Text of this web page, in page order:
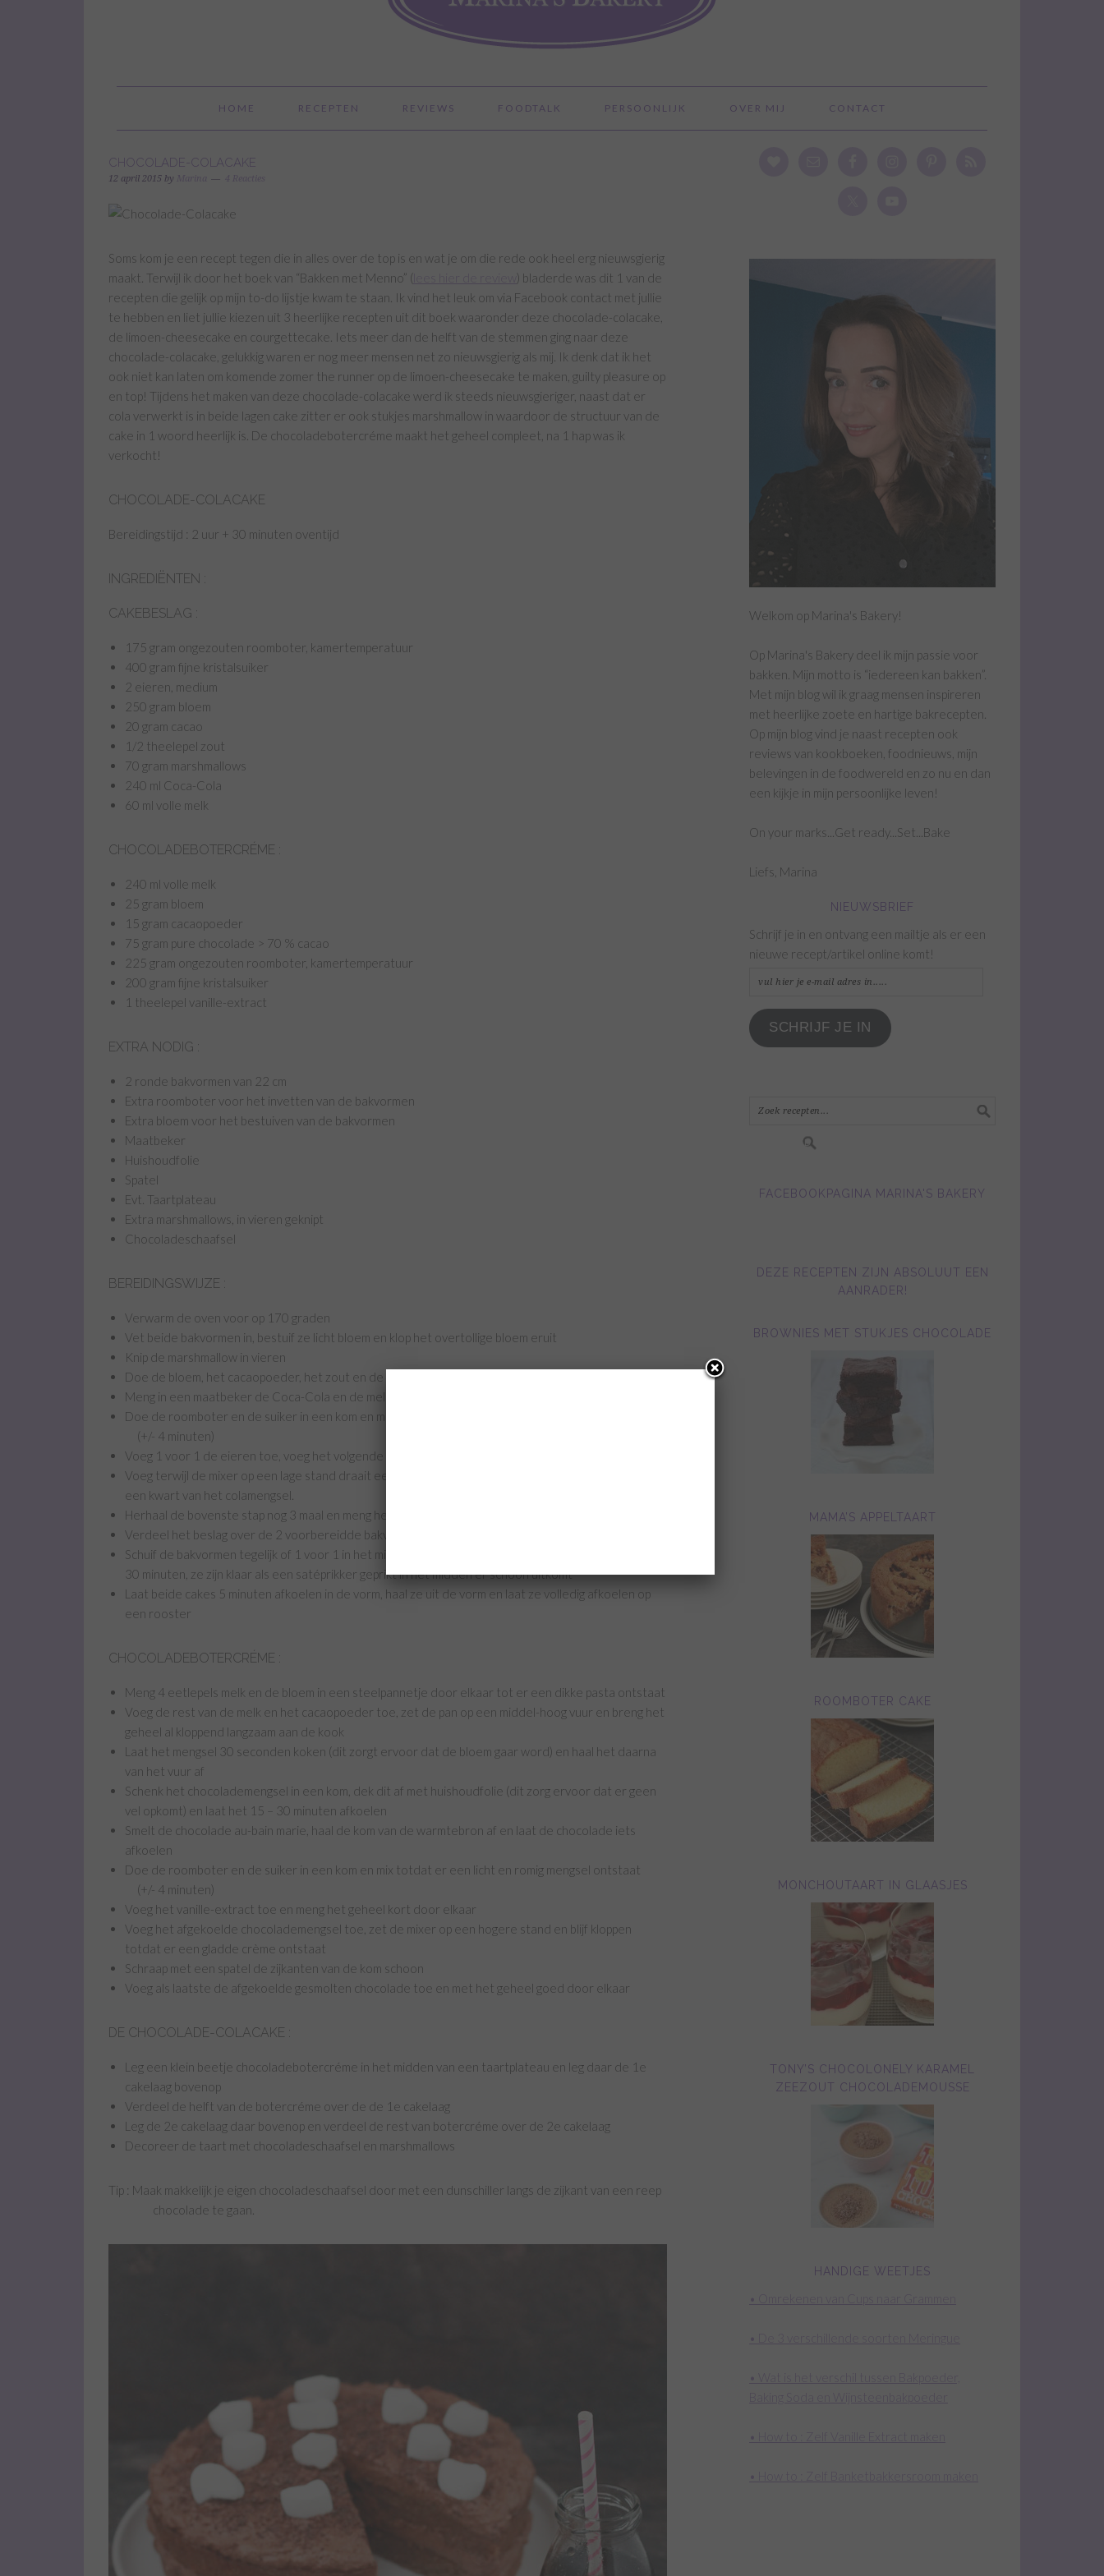
HOME RECEPTEN REVIEWS FOODTALK PERSOONLIJK OVER MIJ CONTACT
CHOCOLADE-COLACAKE
12 april 2015 by Marina 4 Reacties
Soms kom je een recept tegen die in alles over de top is en wat je om die rede ook heel erg nieuwsgierig
maakt. Terwijl ik door het boek van “Bakken met Menno” (
) bladerde was dit 1 van de
recepten die gelijk op mijn to-do lijstje kwam te staan. Ik vind het leuk om via Facebook contact met jullie
te hebben en liet jullie kiezen uit 3 heerlijke recepten uit dit boek waaronder deze chocolade-colacake,
de limoen-cheesecake en courgettecake. Iets meer dan de helft van de stemmen ging naar deze
chocolade-colacake, gelukkig waren er nog meer mensen net zo nieuwsgierig als mij. Ik denk dat ik het
ook niet kan laten om komende zomer the runner op de limoen-cheesecake te maken, guilty pleasure op
en top! Tijdens het maken van deze chocolade-colacake werd ik steeds nieuwsgieriger, naast dat er
cola verwerkt is in beide lagen cake zitter er ook stukjes marshmallow in waardoor de structuur van de
cake in 1 woord heerlijk is. De chocoladebotercréme maakt het geheel compleet, na 1 hap was ik
verkocht!
CHOCOLADE-COLACAKE
Bereidingstijd : 2 uur + 30 minuten oventijd
INGREDIËNTEN :
CAKEBESLAG :
175 gram ongezouten roomboter, kamertemperatuur
400 gram fijne kristalsuiker
2 eieren, medium
250 gram bloem
20 gram cacao
1/2 theelepel zout
70 gram marshmallows
240 ml Coca-Cola
60 ml volle melk
CHOCOLADEBOTERCRÉME :
240 ml volle melk
25 gram bloem
15 gram cacaopoeder
75 gram pure chocolade > 70 % cacao
225 gram ongezouten roomboter, kamertemperatuur
200 gram fijne kristalsuiker
1 theelepel vanille-extract
EXTRA NODIG :
2 ronde bakvormen van 22 cm
Extra roomboter voor het invetten van de bakvormen
Extra bloem voor het bestuiven van de bakvormen
Maatbeker
Huishoudfolie
Spatel
Evt. Taartplateau
Extra marshmallows, in vieren geknipt
Chocoladeschaafsel
BEREIDINGSWIJZE :
Verwarm de oven voor op 170 graden
Vet beide bakvormen in, bestuif ze licht bloem en klop het overtollige bloem eruit
Knip de marshmallow in vieren
Doe de bloem, het cacaopoeder, het zout en de marshmallows in een kom
Meng in een maatbeker de Coca-Cola en de melk door elkaar
Doe de roomboter en de suiker in een kom en mix totdat er een licht en romig mengsel ontstaat
(+/- 4 minuten)
Voeg 1 voor 1 de eieren toe, voeg het volgende ei pas toe als het vorige ei volledig is opgenomen
Voeg terwijl de mixer op een lage stand draait een kwart van het bloemmengsel toe gevolgd door
een kwart van het colamengsel.
Herhaal de bovenste stap nog 3 maal en meng het geheel goed door elkaar
Verdeel het beslag over de 2 voorbereidde bakvormen
Schuif de bakvormen tegelijk of 1 voor 1 in het midden van de voorverwarmde oven en bak ze voor
30 minuten, ze zijn klaar als een satéprikker geprikt in het midden er schoon uitkomt
Laat beide cakes 5 minuten afkoelen in de vorm, haal ze uit de vorm en laat ze volledig afkoelen op
een rooster
CHOCOLADEBOTERCRÉME :
Meng 4 eetlepels melk en de bloem in een steelpannetje door elkaar tot er een dikke pasta ontstaat
Voeg de rest van de melk en het cacaopoeder toe, zet de pan op een middel-hoog vuur en breng het
geheel al kloppend langzaam aan de kook
Laat het mengsel 30 seconden koken (dit zorgt ervoor dat de bloem gaar word) en haal het daarna
van het vuur af
Schenk het chocolademengsel in een kom, dek dit af met huishoudfolie (dit zorg ervoor dat er geen
vel opkomt) en laat het 15 – 30 minuten afkoelen
Smelt de chocolade au-bain marie, haal de kom van de warmtebron af en laat de chocolade iets
afkoelen
Doe de roomboter en de suiker in een kom en mix totdat er een licht en romig mengsel ontstaat
(+/- 4 minuten)
Voeg het vanille-extract toe en meng het geheel kort door elkaar
Voeg het afgekoelde chocolademengsel toe, zet de mixer op een hogere stand en blijf kloppen
totdat er een gladde crème ontstaat
Schraap met een spatel de zijkanten van de kom schoon
Voeg als laatste de afgekoelde gesmolten chocolade toe en met het geheel goed door elkaar
DE CHOCOLADE-COLACAKE :
Leg een klein beetje chocoladebotercréme in het midden van een taartplateau en leg daar de 1e
cakelaag bovenop
Verdeel de helft van de botercréme over de de 1e cakelaag
Leg de 2e cakelaag daar bovenop en verdeel de rest van botercréme over de 2e cakelaag
Decoreer de taart met chocoladeschaafsel en marshmallows
Tip : Maak makkelijk je eigen chocoladeschaafsel door met een dunschiller langs de zijkant van een reep
chocolade te gaan.
Welkom op Marina's Bakery!
Op Marina's Bakery deel ik mijn passie voor
bakken. Mijn motto is “iedereen kan bakken”.
Met mijn blog wil ik graag mensen inspireren
met heerlijke zoete en hartige bakrecepten.
Op mijn blog vind je naast recepten ook
reviews van kookboeken, foodnieuws, mijn
belevingen in de foodwereld en zo nu en dan
een kijkje in mijn persoonlijke leven!
On your marks...Get ready...Set...Bake
Liefs, Marina
NIEUWSBRIEF
Schrijf je in en ontvang een mailtje als er een
nieuwe recept/artikel online komt!
vul
je
e-
SCHRIJF JE IN
FACEBOOKPAGINA MARINA'S BAKERY
DEZE RECEPTEN ZIJN ABSOLUUT EEN
AANRADER!
BROWNIES MET STUKJES CHOCOLADE
MAMA’S APPELTAART
ROOMBOTER CAKE
MONCHOUTAART IN GLAASJES
TONY’S CHOCOLONELY KARAMEL
ZEEZOUT CHOCOLADEMOUSSE
HANDIGE WEETJES
• Omrekenen van Cups naar Grammen
• De 3 verschillende soorten Meringue
• Wat is het verschil tussen Bakpoeder,
Baking Soda en Wijnsteenbakpoeder
• How to : Zelf Vanille Extract maken
• How to : Zelf Banketbakkersroom maken